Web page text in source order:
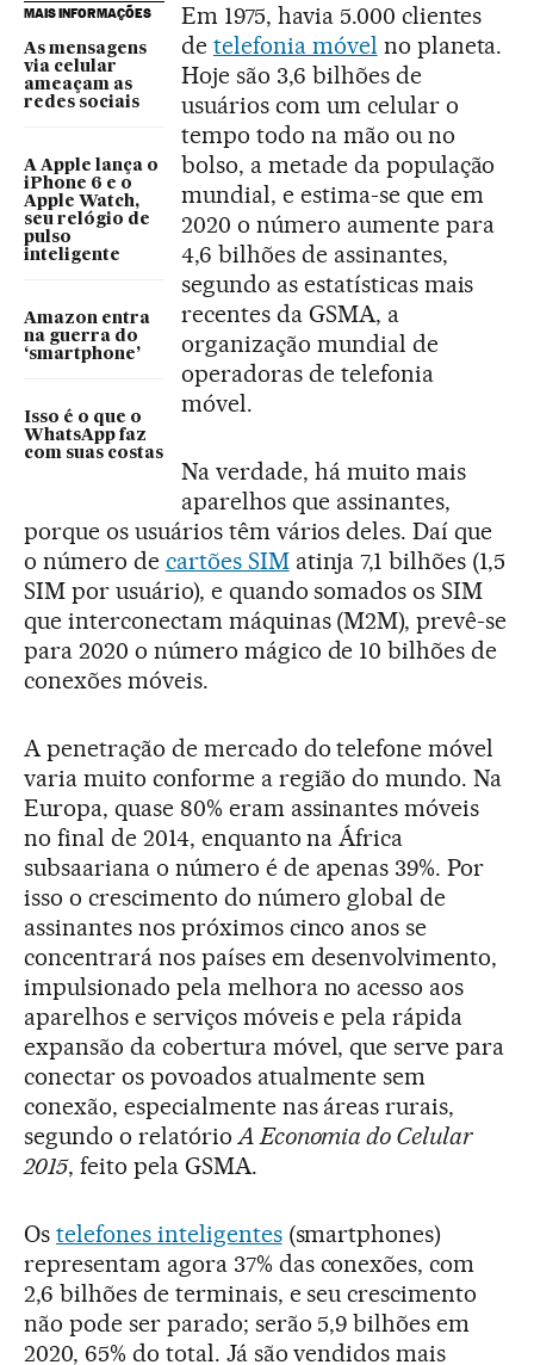
MAIS INFORMAÇÕES
As mensagens
via celular
ameaçam as
redes sociais
A Apple lança o
iPhone 6 e o
Apple Watch,
seu relógio de
pulso
inteligente
Amazon entra
na guerra do
‘smartphone’
Isso é o que o
WhatsApp faz
com suas costas
Em 1975, havia 5.000 clientes
de telefonia móvel no planeta.
Hoje são 3,6 bilhões de
usuários com um celular o
tempo todo na mão ou no
bolso, a metade da população
mundial, e estima-se que em
2020 o número aumente para
4,6 bilhões de assinantes,
segundo as estatísticas mais
recentes da GSMA, a
organização mundial de
operadoras de telefonia
móvel.
Na verdade, há muito mais
aparelhos que assinantes,
porque os usuários têm vários deles. Daí que
o número de cartões SIMatinja 7,1 bilhões (1,5
SIM por usuário), e quando somados os SIM
que interconectam máquinas (M2M), prevê-se
para 2020 o número mágico de 10 bilhões de
conexões móveis.
A penetração de mercado do telefone móvel
varia muito conforme a região do mundo. Na
Europa, quase 80% eram assinantes móveis
no final de 2014, enquanto na África
subsaariana o número é de apenas 39%. Por
isso o crescimento do número global de
assinantes nos próximos cinco anos se
concentrará nos países em desenvolvimento,
impulsionado pela melhora no acesso aos
aparelhos e serviços móveis e pela rápida
expansão da cobertura móvel, que serve para
conectar os povoados atualmente sem
conexão, especialmente nas áreas rurais,
segundo o relatórioA Economia do Celular
2015, feito pela GSMA.
Os telefones inteligentes(smartphones)
representam agora 37% das conexões, com
2,6 bilhões de terminais, e seu crescimento
não pode ser parado; serão 5,9 bilhões em
2020, 65% do total. Já são vendidos mais